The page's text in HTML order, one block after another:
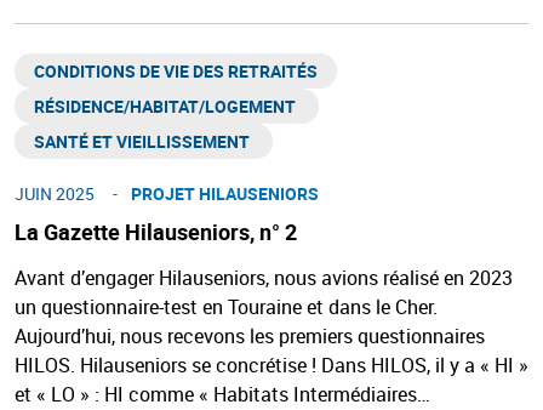
La Gazette Hilauseniors, n° 2
CONDITIONS DE VIE DES RETRAITÉS
RÉSIDENCE/HABITAT/LOGEMENT ​
SANTÉ ET VIEILLISSEMENT ​
JUIN 2025 PROJET HILAUSENIORS
Avant d’engager Hilauseniors, nous avions réalisé en 2023
un questionnaire-test en Touraine et dans le Cher.
Aujourd’hui, nous recevons les premiers questionnaires
HILOS. Hilauseniors se concrétise ! Dans HILOS, il y a « HI »
et « LO » : HI comme « Habitats Intermédiaires…